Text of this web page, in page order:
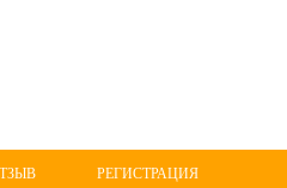
РЕГИСТРАЦИЯ